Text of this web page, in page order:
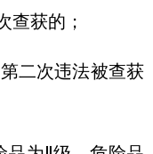
查获的；
二次违法被查获